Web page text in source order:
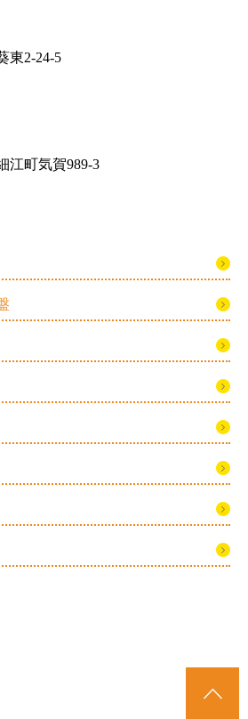
東2-24-5
江町気賀989-3